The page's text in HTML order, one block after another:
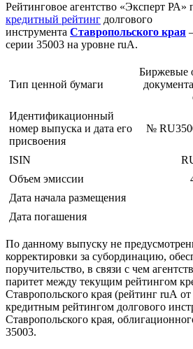
Рейтинговое агентство «Эксперт РА»
кредитный рейтинг долгового
инструмента Ставропольского края
серии 35003 на уровне ruА.
Тип ценной бумаги
Биржевые
Идентификационный
номер выпуска и дата его
присвоения
№
ISIN
Объем эмиссии
Дата начала размещения
Дата погашения
По данному выпуску не
корректировки за субординацию,
поручительство, в связи с чем
паритет между текущим рейтингом
Ставропольского края (рейтинг ruА
кредитным рейтингом долгового
Ставропольского края,
35003.